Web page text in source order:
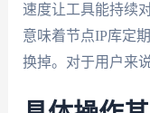
速度让工具能持续
意味着节点IP库定
换掉。对于用户来